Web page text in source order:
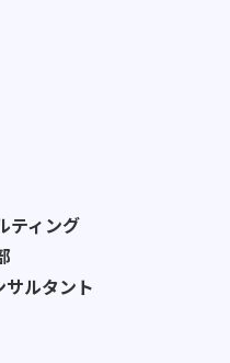
ティング
ルタント